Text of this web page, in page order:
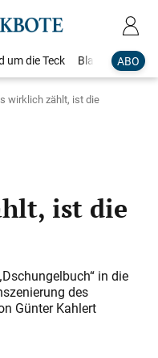
ABO
um die Teck Blaulicht
wirklich zählt, ist die
ist die
in die
des
Günter Kahlert